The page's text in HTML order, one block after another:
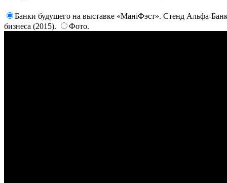
Банки будущего на выставке «МаніФэст». Стенд Альфа-
бизнеса (2015).
Фото.